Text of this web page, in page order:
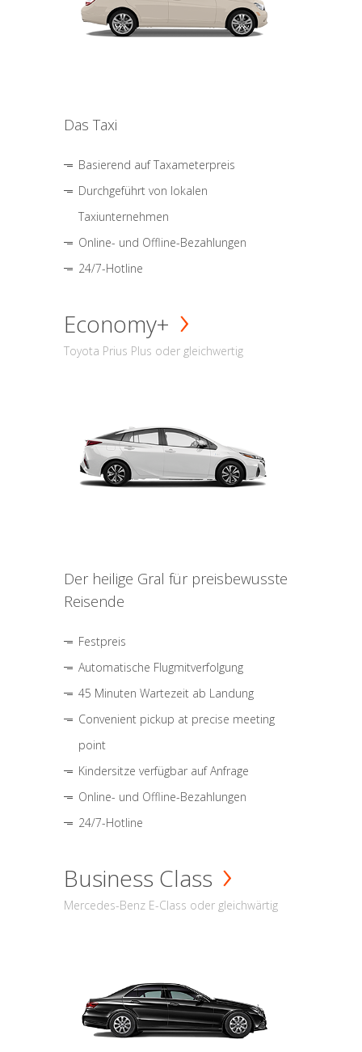
Das Taxi
Basierend auf Taxameterpreis
Durchgeführt von lokalen
Taxiunternehmen
Online- und Offline-Bezahlungen
24/7-Hotline
Economy+
Toyota Prius Plus oder gleichwertig
Der heilige Gral für preisbewusste
Reisende
Festpreis
Automatische Flugmitverfolgung
45 Minuten Wartezeit ab Landung
Convenient pickup at precise meeting
point
Kindersitze verfügbar auf Anfrage
Online- und Offline-Bezahlungen
24/7-Hotline
Business Class
Mercedes-Benz E-Class oder gleichwärtig